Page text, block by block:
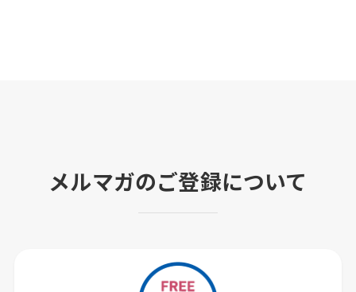
メルマガのご登録について